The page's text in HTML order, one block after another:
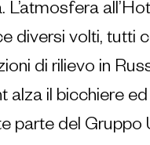
L’atmosfera
diversi volti, tutti
di rilievo in
alza il bicchiere
parte del Gruppo